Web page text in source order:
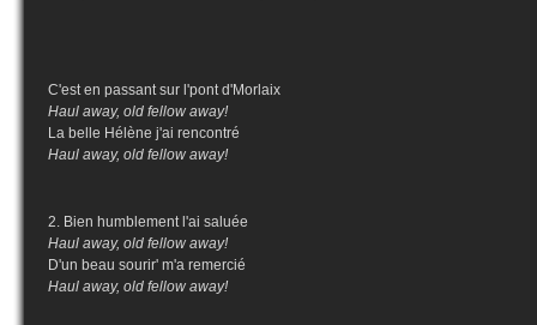
C'est en passant sur l'pont d'Morlaix
Haul away, old fellow away!
La belle Hélène j'ai rencontré
Haul away, old fellow away!
2. Bien humblement l'ai saluée
Haul away, old fellow away!
D'un beau sourir' m'a remercié
Haul away, old fellow away!